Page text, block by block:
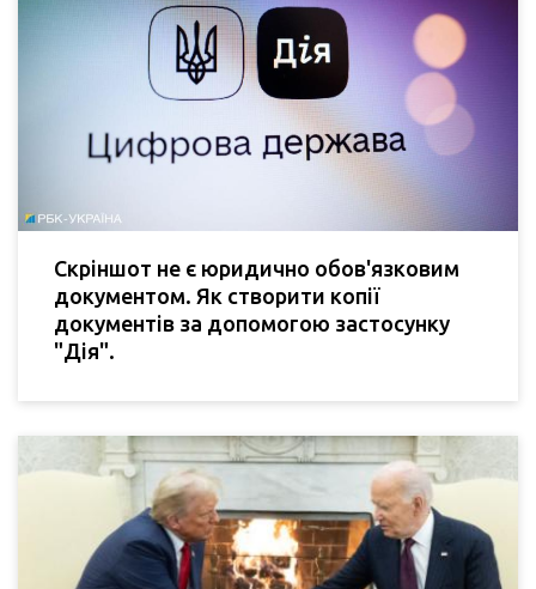
Скріншот не є юридично обов'язковим
документом. Як створити копії
документів за допомогою застосунку
"Дія".